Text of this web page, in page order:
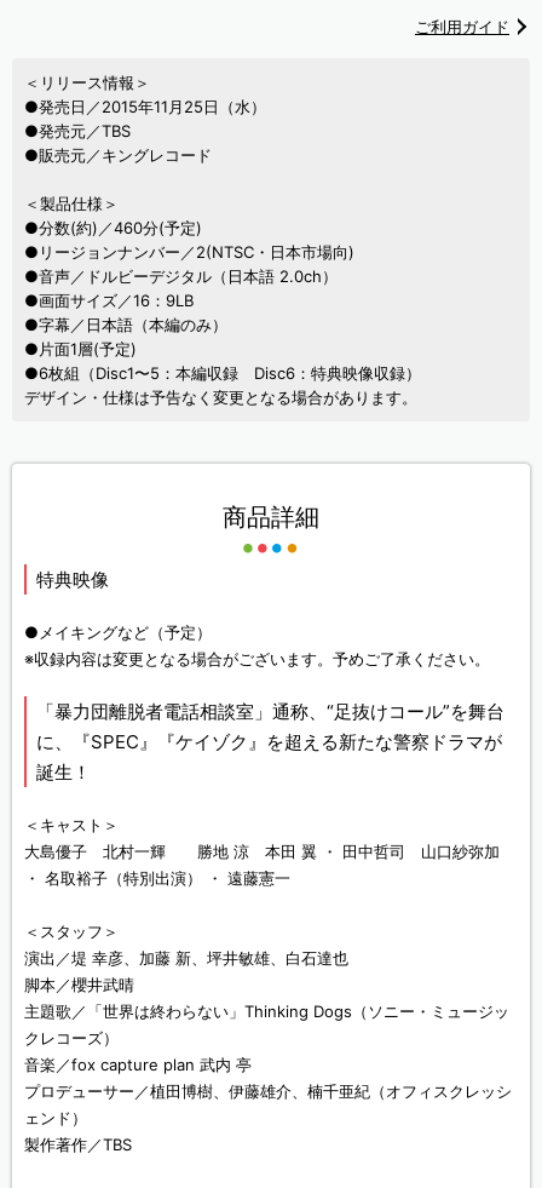
ご利用ガイド
＜リリース情報＞
●発売日／2015年11月25日（水）
●発売元／TBS
●販売元／キングレコード
＜製品仕様＞
●分数(約)／460分(予定)
●リージョンナンバー／2(NTSC・日本市場向)
●音声／ドルビーデジタル（日本語 2.0ch）
●画面サイズ／16：9LB
●字幕／日本語（本編のみ）
●片面1層(予定)
●6枚組（Disc1〜5：本編収録 Disc6：特典映像収録）
デザイン・仕様は予告なく変更となる場合があります。
商品詳細
特典映像
●メイキングなど（予定）
※収録内容は変更となる場合がございます。予めご了承ください。
「暴力団離脱者電話相談室」通称、“足抜けコール”を舞台
に、『SPEC』『ケイゾク』を超える新たな警察ドラマが
誕生！
＜キャスト＞
大島優子 北村一輝 勝地 涼 本田 翼 ・ 田中哲司 山口紗弥加
・ 名取裕子（特別出演） ・ 遠藤憲一
＜スタッフ＞
演出／堤 幸彦、加藤 新、坪井敏雄、白石達也
脚本／櫻井武晴
主題歌／「世界は終わらない」Thinking Dogs（ソニー・ミュージッ
クレコーズ）
音楽／fox capture plan 武内 亭
プロデューサー／植田博樹、伊藤雄介、楠千亜紀（オフィスクレッシ
ェンド）
製作著作／TBS